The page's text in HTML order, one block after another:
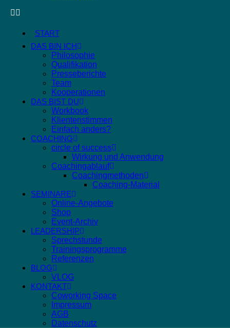
START
DAS BIN ICH
Philosophie
Qualifikation
Presseberichte
Team
Kooperationen
DAS BIST DU
Workbook
Klientenstimmen
Einfach anders?
COACHING
circle of success
Wirkung und Anwendung
Coachingablauf
Coachingmethoden
Coaching-Material
SEMINARE
Online-Angebote
Shop
Event-Archiv
LEADERSHIP
Sprechstunde
Trainingsprogramme
Referenzen
BLOG
VLOG
KONTAKT
Coworking Space
Impressum
AGB
Datenschutz